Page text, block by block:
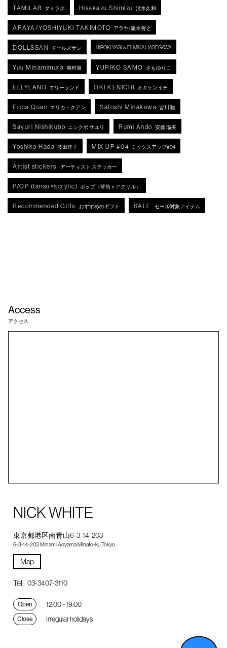
TAMILAB タミラボ Hisakazu Shimizu 清水久和
ARAYA/YOSHIYUKI TAKIMOTO アラヤ/瀧本善之
DOLLSSAN ドールズサン HIROKI YAGI & FUMIKA HASEGAWA
Yuu Minamimura 南村遊 YURIKO SAMO さもゆりこ
ELLYLAND エリーランド OKI KENICHI オキケンイチ
Erica Quan エリカ・クアン Satoshi Minakawa 皆川 聡
Sayuri Nishikubo ニシクボ サユリ Rumi Ando 安藤 瑠美
Yoshiko Hada 波田佳子 MIX UP #04 ミックスアップ#04
Artist stickers アーティスト ステッカー
P/OP (tansu×acrylic) ポップ（箪笥ｘアクリル）
Recommended Gifts おすすめのギフト SALE セール対象アイテム
Access
アクセス
NICK WHITE
東京都港区南青山6-3-14-203
6-3-14-203 Minami Aoyama Minato-ku Tokyo
Map
Tel : 03-3407-3110
Open 12:00 ~ 19:00
Close Irregular holidays